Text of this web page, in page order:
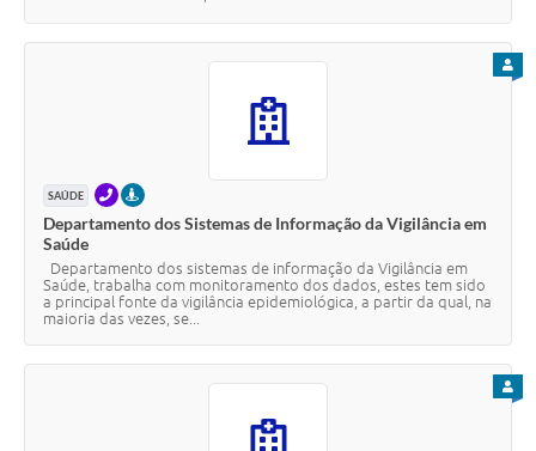
SAÚDE TELEFONEPRESENCIAL
Departamento dos Sistemas de Informação da Vigilância em
Saúde
Departamento dos sistemas de informação da Vigilância em
Saúde, trabalha com monitoramento dos dados, estes tem sido
a principal fonte da vigilância epidemiológica, a partir da qual, na
maioria das vezes, se...